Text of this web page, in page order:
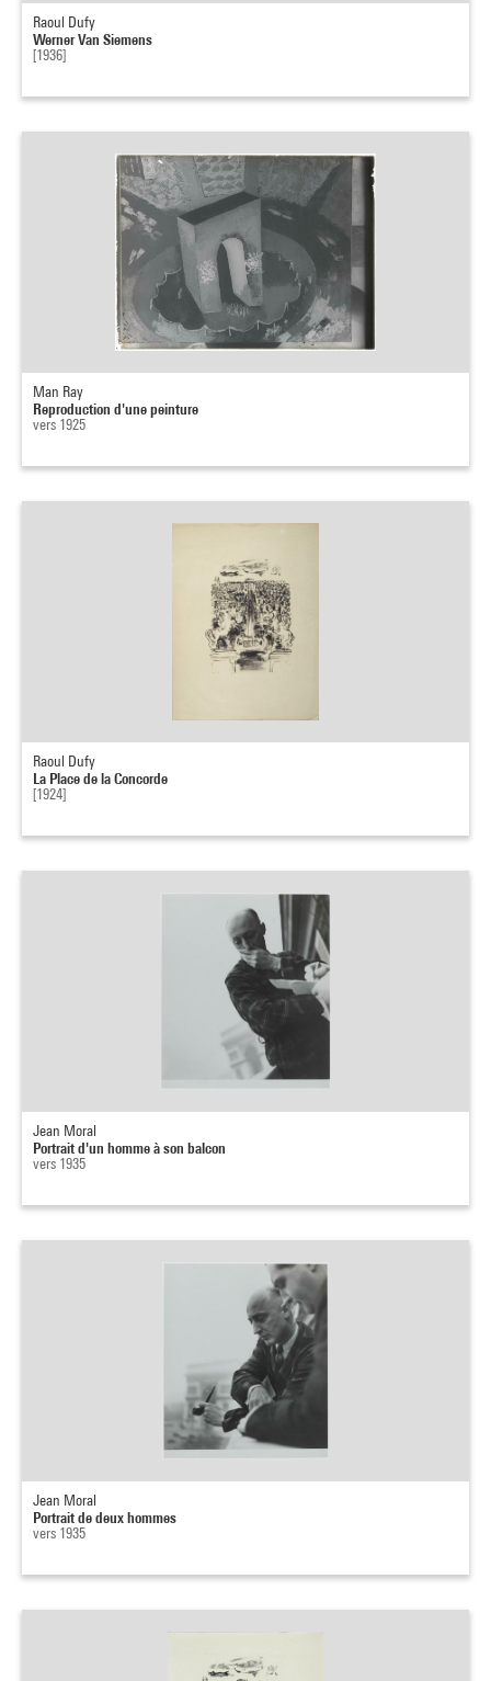
Raoul Dufy
Werner Van Siemens
[1936]
Man Ray
Reproduction d'une peinture
vers 1925
Raoul Dufy
La Place de la Concorde
[1924]
Jean Moral
Portrait d'un homme à son balcon
vers 1935
Jean Moral
Portrait de deux hommes
vers 1935